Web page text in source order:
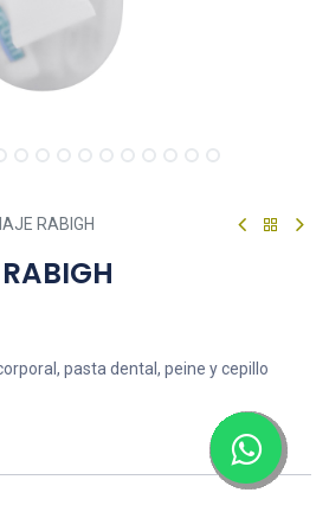
RABIGH
pasta dental, peine y cepillo